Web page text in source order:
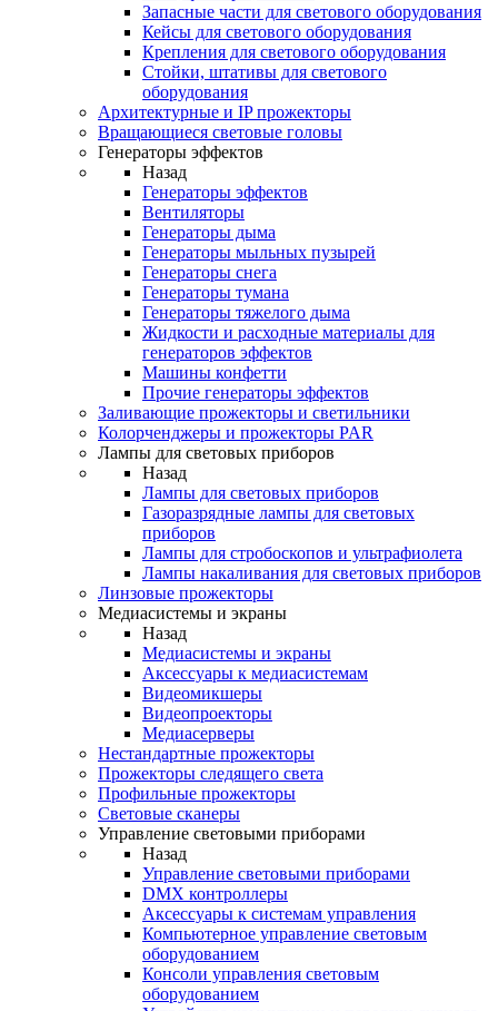
Запасные части для светового оборудования
Кейсы для светового оборудования
Крепления для светового оборудования
Стойки, штативы для светового
оборудования
Архитектурные и IP прожекторы
Вращающиеся световые головы
Генераторы эффектов
Назад
Генераторы эффектов
Вентиляторы
Генераторы дыма
Генераторы мыльных пузырей
Генераторы снега
Генераторы тумана
Генераторы тяжелого дыма
Жидкости и расходные материалы для
генераторов эффектов
Машины конфетти
Прочие генераторы эффектов
Заливающие прожекторы и светильники
Колорченджеры и прожекторы PAR
Лампы для световых приборов
Назад
Лампы для световых приборов
Газоразрядные лампы для световых
приборов
Лампы для стробоскопов и ультрафиолета
Лампы накаливания для световых приборов
Линзовые прожекторы
Медиасистемы и экраны
Назад
Медиасистемы и экраны
Аксессуары к медиасистемам
Видеомикшеры
Видеопроекторы
Медиасерверы
Нестандартные прожекторы
Прожекторы следящего света
Профильные прожекторы
Световые сканеры
Управление световыми приборами
Назад
Управление световыми приборами
DMX контроллеры
Аксессуары к системам управления
Компьютерное управление световым
оборудованием
Консоли управления световым
оборудованием